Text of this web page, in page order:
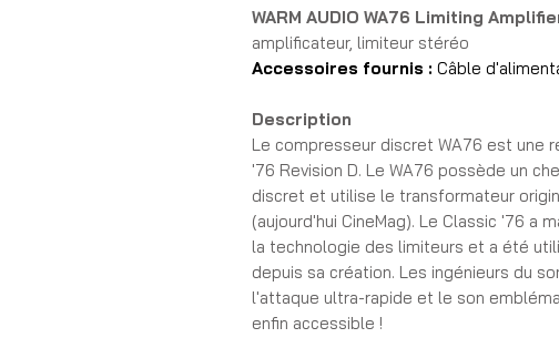
WARM AUDIO WA76 Limiting
amplificateur, limiteur stéréo
Accessoires fournis : Câble
Description
Le compresseur discret WA76 est une
'76 Revision D. Le WA76 possède un
discret et utilise le transformateur
(aujourd'hui CineMag). Le Classic '76 a
la technologie des limiteurs et a été
depuis sa création. Les ingénieurs du
l'attaque ultra-rapide et le son
enfin accessible !